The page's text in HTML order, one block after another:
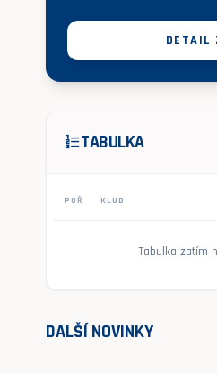
DETAIL
format_list_numberedTABULKA
POŘ KLUB
Tabulka zatím
DALŠÍ NOVINKY